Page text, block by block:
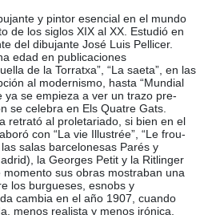
y pintor esencial en el mundo
de los siglos XIX al XX. Estudió en
del dibujante José Luis Pellicer.
edad en publicaciones
de la Torratxa”, “La saeta”, en las
al modernismo, hasta “Mundial
ya se empieza a ver un trazo pre-
se celebra en Els Quatre Gats.
retrató al proletariado, si bien en el
con “La vie Illustrée”, “Le frou-
salas barcelonesas Parés y
la Georges Petit y la Ritlinger
sus obras mostraban una
los burgueses, esnobs y
cambia en el año 1907, cuando
menos realista y menos irónica,